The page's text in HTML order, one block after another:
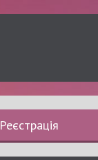
Реєстрація